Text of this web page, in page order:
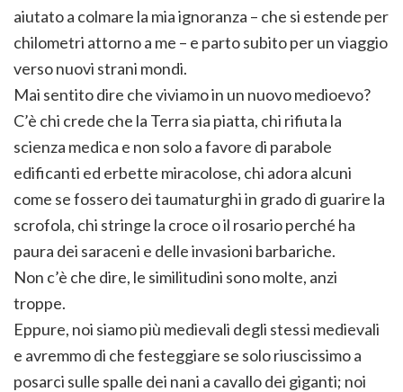
aiutato a colmare la mia ignoranza – che si estende per
chilometri attorno a me – e parto subito per un viaggio
verso nuovi strani mondi.
Mai sentito dire che viviamo in un nuovo medioevo?
C’è chi crede che la Terra sia piatta, chi rifiuta la
scienza medica e non solo a favore di parabole
edificanti ed erbette miracolose, chi adora alcuni
come se fossero dei taumaturghi in grado di guarire la
scrofola, chi stringe la croce o il rosario perché ha
paura dei saraceni e delle invasioni barbariche.
Non c’è che dire, le similitudini sono molte, anzi
troppe.
Eppure, noi siamo più medievali degli stessi medievali
e avremmo di che festeggiare se solo riuscissimo a
posarci sulle spalle dei nani a cavallo dei giganti; noi